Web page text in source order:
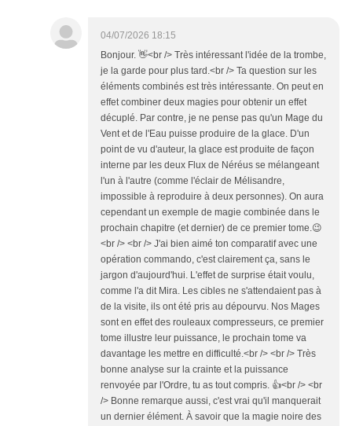
04/07/2026 18:15
Bonjour. 👋<br /> Très intéressant l'idée de la trombe,
je la garde pour plus tard.<br /> Ta question sur les
éléments combinés est très intéressante. On peut en
effet combiner deux magies pour obtenir un effet
décuplé. Par contre, je ne pense pas qu'un Mage du
Vent et de l'Eau puisse produire de la glace. D'un
point de vu d'auteur, la glace est produite de façon
interne par les deux Flux de Néréus se mélangeant
l'un à l'autre (comme l'éclair de Mélisandre,
impossible à reproduire à deux personnes). On aura
cependant un exemple de magie combinée dans le
prochain chapitre (et dernier) de ce premier tome.😉
<br /> <br /> J'ai bien aimé ton comparatif avec une
opération commando, c'est clairement ça, sans le
jargon d'aujourd'hui. L'effet de surprise était voulu,
comme l'a dit Mira. Les cibles ne s'attendaient pas à
de la visite, ils ont été pris au dépourvu. Nos Mages
sont en effet des rouleaux compresseurs, ce premier
tome illustre leur puissance, le prochain tome va
davantage les mettre en difficulté.<br /> <br /> Très
bonne analyse sur la crainte et la puissance
renvoyée par l'Ordre, tu as tout compris. 👍️<br /> <br
/> Bonne remarque aussi, c'est vrai qu'il manquerait
un dernier élément. À savoir que la magie noire des